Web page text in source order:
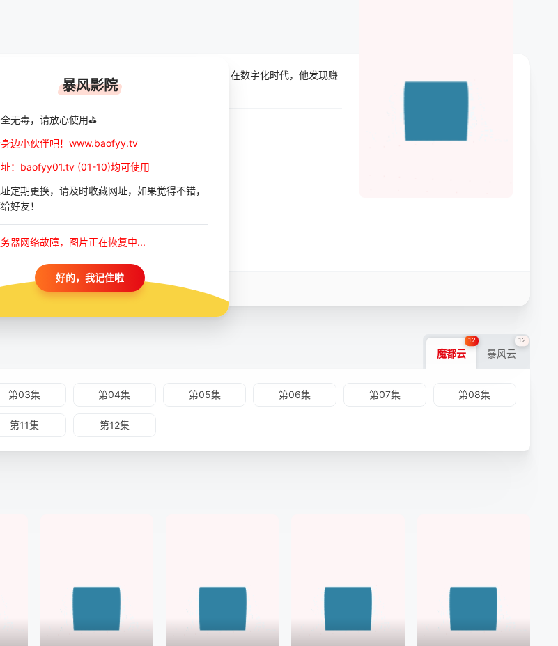
家族经营的孤儿院免遭没收，急需筹集大量资金。在数字化时代，他发现赚
魔都云
12
暴风云
12
第03集 第04集 第05集 第06集 第07集 第08集
第11集 第12集
暴风影院
无毒，请放心使用⛳
边小伙伴吧！www.baofyy.tv
：baofyy01.tv (01-10)均可使用
定期更换，请及时收藏网址，如果觉得不错，
好友！
器网络故障，图片正在恢复中...
好的，我记住啦